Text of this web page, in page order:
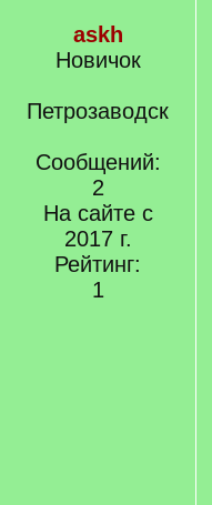
askh
Новичок
Петрозаводск
Сообщений:
2
На сайте с
2017 г.
Рейтинг:
1